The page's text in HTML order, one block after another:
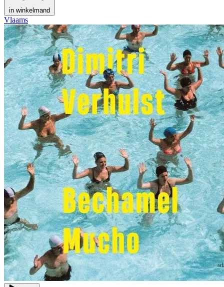
in winkelmand
Vlaams